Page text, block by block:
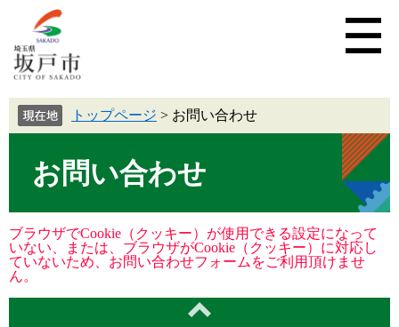
トップページ > お問い合わせ
お問い合わせ
ブラウザでCookie（クッキー）が使用できる設定になって
いない、または、ブラウザがCookie（クッキー）に対応し
ていないため、お問い合わせフォームをご利用頂けませ
ん。